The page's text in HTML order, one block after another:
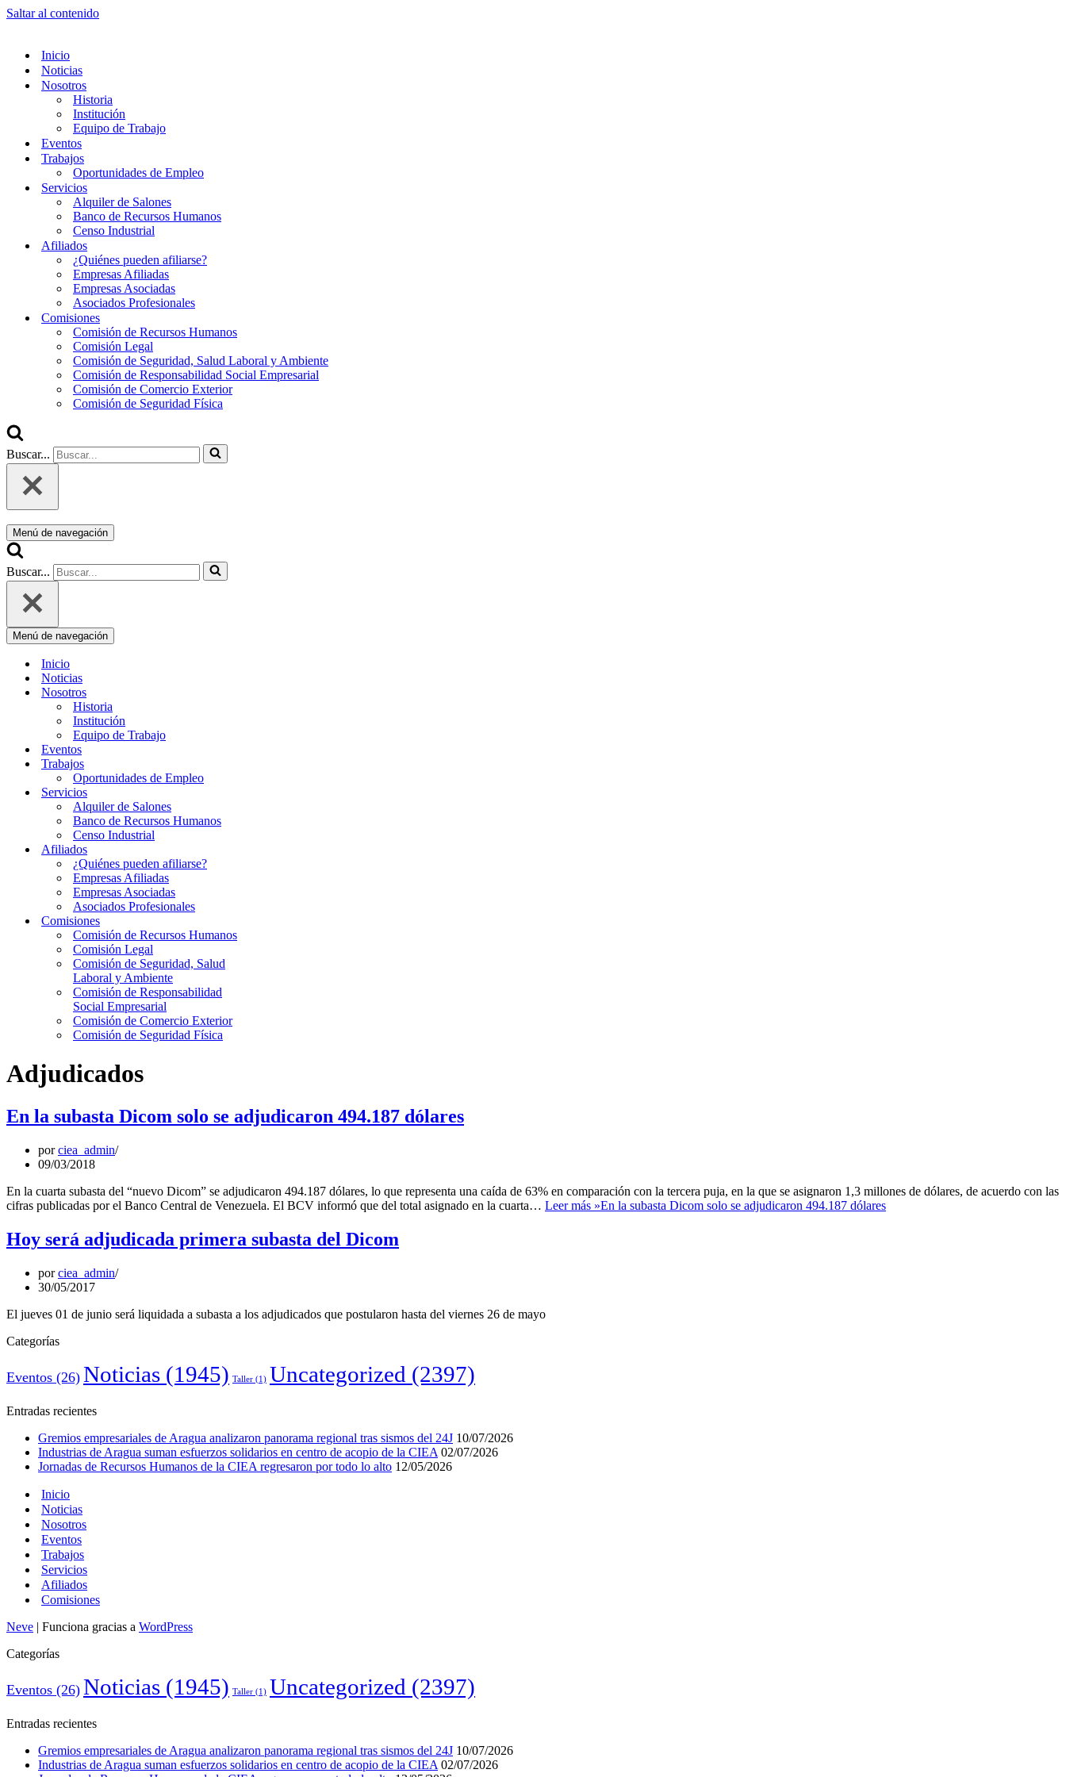
Saltar al contenido
Inicio
Noticias
Nosotros
Historia
Institución
Equipo de Trabajo
Eventos
Trabajos
Oportunidades de Empleo
Servicios
Alquiler de Salones
Banco de Recursos Humanos
Censo Industrial
Afiliados
¿Quiénes pueden afiliarse?
Empresas Afiliadas
Empresas Asociadas
Asociados Profesionales
Comisiones
Comisión de Recursos Humanos
Comisión Legal
Comisión de Seguridad, Salud Laboral y Ambiente
Comisión de Responsabilidad Social Empresarial
Comisión de Comercio Exterior
Comisión de Seguridad Física
Buscar...
Menú de navegación
Buscar...
Menú de navegación
Inicio
Noticias
Nosotros
Historia
Institución
Equipo de Trabajo
Eventos
Trabajos
Oportunidades de Empleo
Servicios
Alquiler de Salones
Banco de Recursos Humanos
Censo Industrial
Afiliados
¿Quiénes pueden afiliarse?
Empresas Afiliadas
Empresas Asociadas
Asociados Profesionales
Comisiones
Comisión de Recursos Humanos
Comisión Legal
Comisión de Seguridad, Salud
Laboral y Ambiente
Comisión de Responsabilidad
Social Empresarial
Comisión de Comercio Exterior
Comisión de Seguridad Física
Adjudicados
En la subasta Dicom solo se adjudicaron 494.187 dólares
porciea_admin
09/03/2018
En la cuarta subasta del “nuevo Dicom” se adjudicaron 494.187 dólares, lo que representa una caída de 63% en comparación con la tercera puja, en la que se asignaron 1,3 millones de dólares, de acuerdo con las
cifras publicadas por el Banco Central de Venezuela. El BCV informó que del total asignado en la cuarta… Leer más »En la subasta Dicom solo se adjudicaron 494.187 dólares
Hoy será adjudicada primera subasta del Dicom
porciea_admin
30/05/2017
El jueves 01 de junio será liquidada a subasta a los adjudicados que postularon hasta del viernes 26 de mayo
Categorías
Eventos (26) Noticias (1945) Taller (1) Uncategorized (2397)
Entradas recientes
Gremios empresariales de Aragua analizaron panorama regional tras sismos del 24J 10/07/2026
Industrias de Aragua suman esfuerzos solidarios en centro de acopio de la CIEA 02/07/2026
Jornadas de Recursos Humanos de la CIEA regresaron por todo lo alto 12/05/2026
Inicio
Noticias
Nosotros
Eventos
Trabajos
Servicios
Afiliados
Comisiones
Neve | Funciona gracias a WordPress
Categorías
Eventos (26) Noticias (1945) Taller (1) Uncategorized (2397)
Entradas recientes
Gremios empresariales de Aragua analizaron panorama regional tras sismos del 24J 10/07/2026
Industrias de Aragua suman esfuerzos solidarios en centro de acopio de la CIEA 02/07/2026